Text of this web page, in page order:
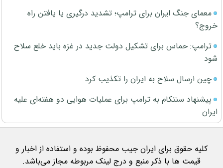
معمای جنگ ایران برای ترامپ؛ تشدید درگیری یا یافتن راه
خروج؟
ترامپ: حماس برای تشکیل دولت جدید در غزه باید خلع سلاح
شود
چین ارسال سلاح به ایران را تکذیب کرد
پیشنهاد سنتکام به ترامپ برای عملیات هوایی دو هفته‌ای علیه
ایران
کلیه حقوق برای ایران جیب محفوظ بوده و استفاده از اخبار و
قیمت ها با ذکر منبع و درج لینک مربوطه مجاز می‌باشد.